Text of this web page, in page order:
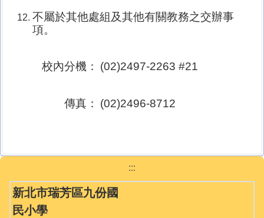
不屬於其他處組及其他有關教務之交辦事
項。
校內分機： (02)2497-2263 #21
傳真： (02)2496-8712
:::
新北市瑞芳區九份國
民小學